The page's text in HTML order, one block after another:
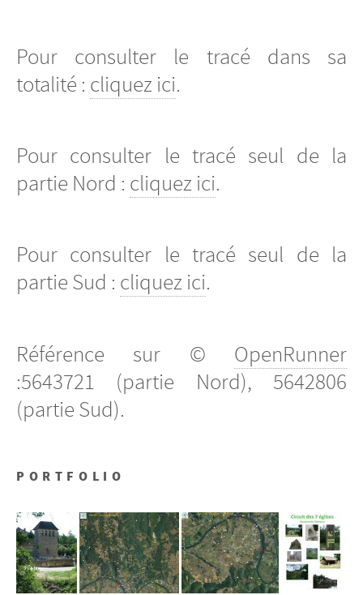
Pour consulter le tracé dans sa
totalité : cliquez ici.
Pour consulter le tracé seul de la
partie Nord : cliquez ici.
Pour consulter le tracé seul de la
partie Sud : cliquez ici.
Référence sur © OpenRunner
:5643721 (partie Nord), 5642806
(partie Sud).
PORTFOLIO